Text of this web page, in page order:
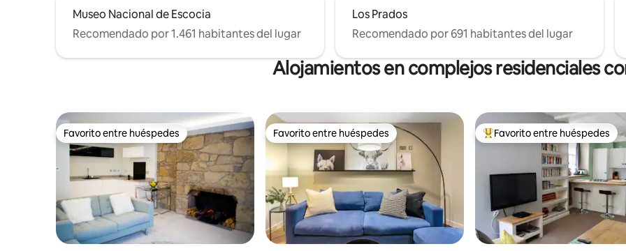
Museo Nacional de Escocia
Recomendado por 1.461 habitantes del lugar
Los Prados
Recomendado por 691 habitantes del lugar
Alojamientos en complejos residenciales
Favorito entre huéspedes
Favorito entre huéspedes Favorito entre huéspedes
Favorito entre huéspedes Favorito entre los huéspedes
Favorito entre huéspedes